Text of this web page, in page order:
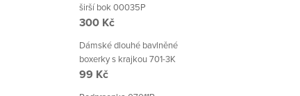
širší bok 00035P
300 Kč
Dámské dlouhé bavlněné
boxerky s krajkou 701-3K
99 Kč